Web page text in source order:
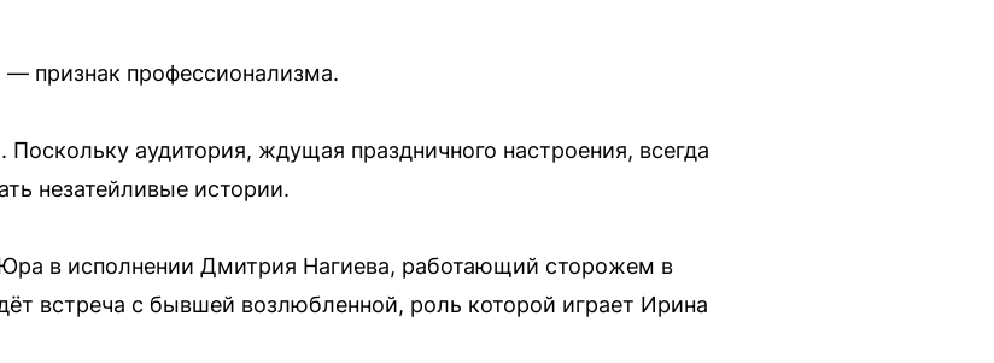
признак профессионализма.
аудитория, ждущая праздничного настроения, всегда
незатейливые истории.
в исполнении Дмитрия Нагиева, работающий сторожем в
встреча с бывшей возлюбленной, роль которой играет Ирина